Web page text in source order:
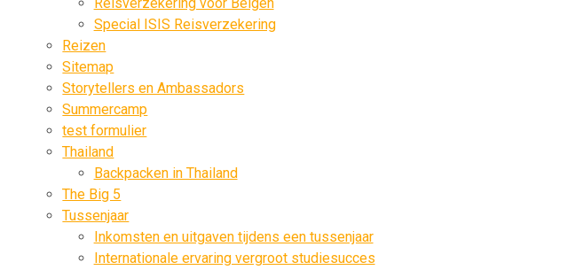
Reisverzekering voor Belgen
Special ISIS Reisverzekering
Reizen
Sitemap
Storytellers en Ambassadors
Summercamp
test formulier
Thailand
Backpacken in Thailand
The Big 5
Tussenjaar
Inkomsten en uitgaven tijdens een tussenjaar
Internationale ervaring vergroot studiesucces